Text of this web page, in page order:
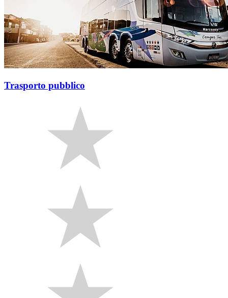
Trasporto pubblico